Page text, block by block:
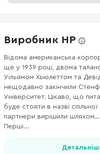
229
Виробник HP
Відома американська
ще у 1939 році, двома
Уільямом Хьюлеттом та
нещодавно закінчили
Університет. Цікаво, що
буде стояти в назві
партнери вирішили
Перші...